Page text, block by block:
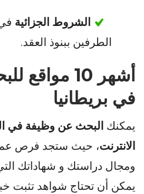
الشروط الجزائية
الطرفين ببنوذ العقد.
أشهر 10
في بريطانيا
يمكنك البحث عن وظيفة في
الانترنت، حيث ستجد فرص
ومجال دراستك و شهاداتك
يمكن أن تحتاج شواهد تثبت